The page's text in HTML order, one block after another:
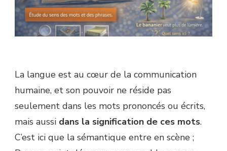
La langue est au cœur de la communication
humaine, et son pouvoir ne réside pas
seulement dans les mots prononcés ou écrits,
mais aussi dans la signification de ces mots.
C’est ici que la sémantique entre en scène ;